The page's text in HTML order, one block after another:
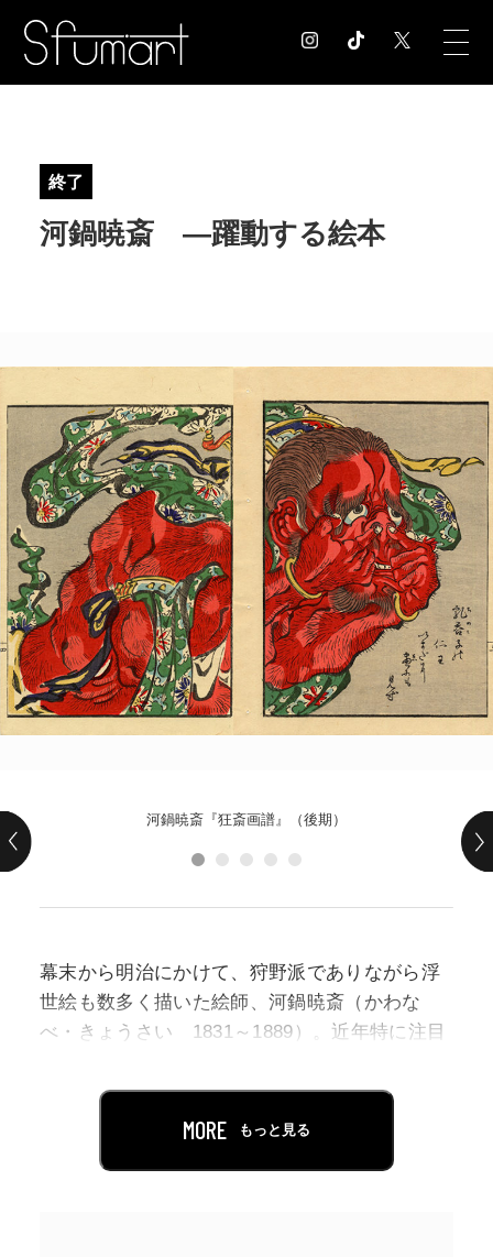
EXHIBITION 展覧会情報
CONTACT お問合せ
POLICY COMPANY
終了
河鍋暁斎 ―躍動する絵本
河鍋暁斎『狂斎画譜』（後期）
幕末から明治にかけて、狩野派でありながら浮
世絵も数多く描いた絵師、河鍋暁斎（かわな
べ・きょうさい 1831～1889）。近年特に注目
催され、さまざまな肉筆画や版画が紹介されて
います。しかしながら、暁斎の絵を一冊の本に
MORE もっと見る